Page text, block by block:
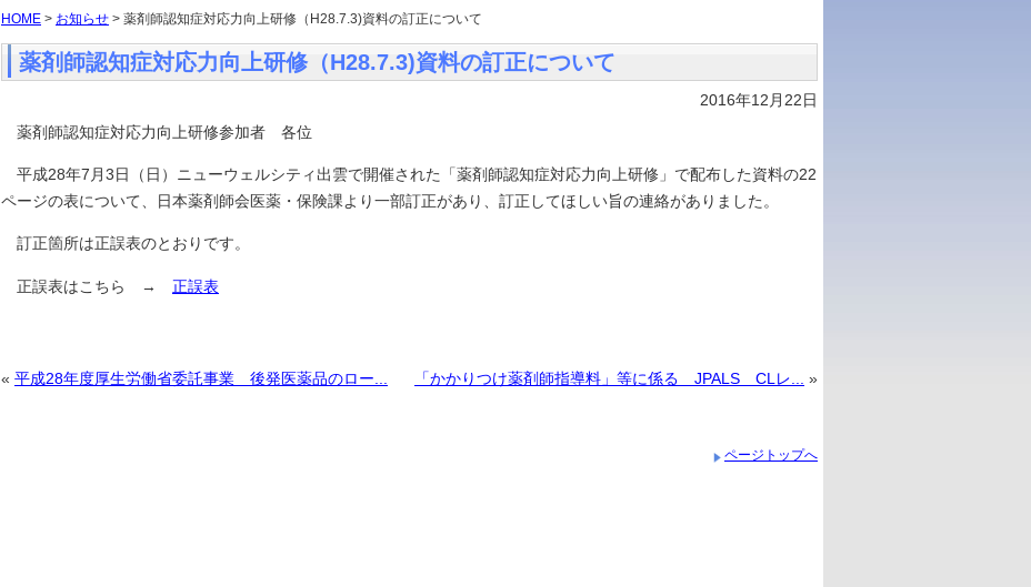
HOME > お知らせ > 薬剤師認知症対応力向上研修（H28.7.3)資料の訂正について
薬剤師認知症対応力向上研修（H28.7.3)資料の訂正について
2016年12月22日
薬剤師認知症対応力向上研修参加者 各位
平成28年7月3日（日）ニューウェルシティ出雲で開催された「薬剤師認知症対応力向上研修」で配布した資料の22
ページの表について、日本薬剤師会医薬・保険課より一部訂正があり、訂正してほしい旨の連絡がありました。
訂正箇所は正誤表のとおりです。
正誤表はこちら → 正誤表
« 平成28年度厚生労働省委託事業 後発医薬品のロー... 「かかりつけ薬剤師指導料」等に係る JPALS CLレ... »
ページトップへ